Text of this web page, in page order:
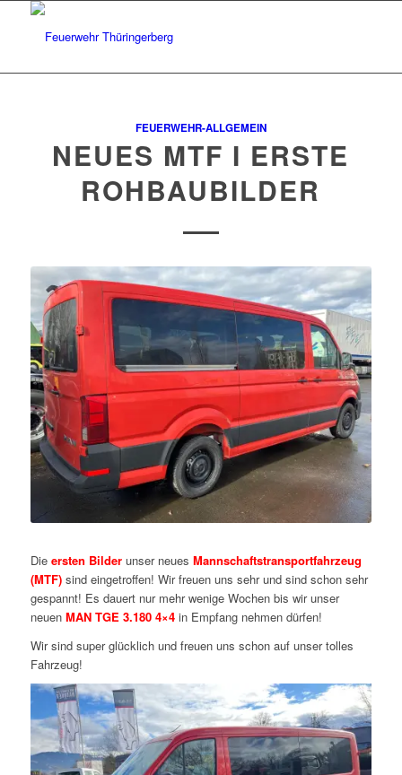
FEUERWEHR-ALLGEMEIN
NEUES MTF I ERSTE
ROHBAUBILDER
Die ersten Bilderunser neues Mannschaftstransportfahrzeug
(MTF)sind eingetroffen! Wir freuen uns sehr und sind schon sehr
gespannt! Es dauert nur mehr wenige Wochen bis wir unser
neuen MAN TGE 3.180 4×4 in Empfang nehmen dürfen!
Wir sind super glücklich und freuen uns schon auf unser tolles
Fahrzeug!